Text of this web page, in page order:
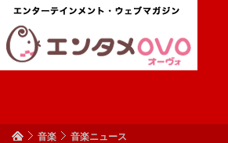
音楽 音楽ニュース